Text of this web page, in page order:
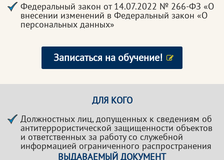
Федеральный закон от 14.07.2022 № 266-ФЗ «О
внесении изменений в Федеральный закон «О
персональных данных»
Записаться на обучение!
ДЛЯ КОГО
Должностных лиц, допущенных к сведениям об
антитеррористической защищенности объектов
и ответственных за работу со служебной
информацией ограниченного распространения
ВЫДАВАЕМЫЙ ДОКУМЕНТ